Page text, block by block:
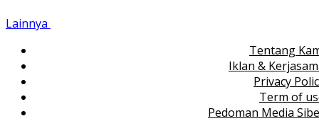
Lainnya
Tentang
Iklan &
Privacy
Term of
Pedoman Media